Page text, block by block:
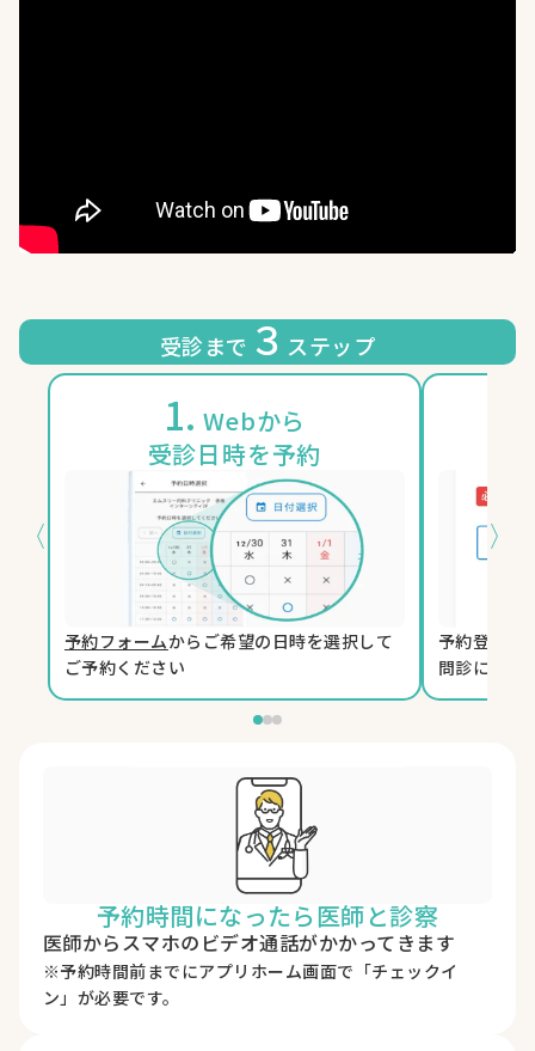
受診まで３ステップ
〈
1. Webから
受診日時を予約
予約フォームからご希望の日時を選択して
ご予約ください
予約登録時
問診に回答
〉
予約時間になったら医師と診察
医師からスマホのビデオ通話がかかってきます
※予約時間前までにアプリホーム画面で「チェックイ
ン」が必要です。